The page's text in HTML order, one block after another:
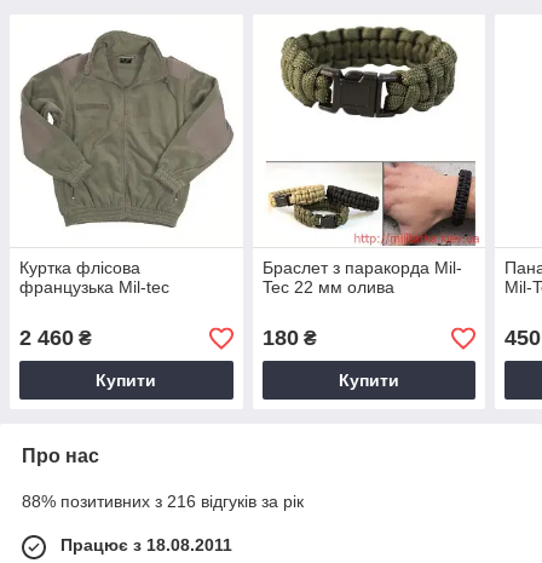
Куртка флісова
французька Mil-tec
2 460 ₴
Купити
Браслет з паракорда Mil-
Tec 22 мм олива
180₴
Купити
Mil-
450
Про нас
88% позитивних з 216 відгуків за рік
Працює з 18.08.2011